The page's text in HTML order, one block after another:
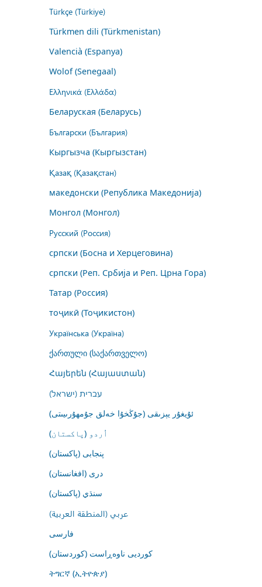
Türkçe (Türkiye)
Türkmen dili (Türkmenistan)
Valencià (Espanya)
Wolof (Senegaal)
Ελληνικά (Ελλάδα)
Беларуская (Беларусь)
Български (България)
Кыргызча (Кыргызстан)
Қазақ (Қазақстан)
македонски (Република Македонија)
Монгол (Монгол)
Русский (Россия)
српски (Босна и Херцеговина)
српски (Реп. Србија и Реп. Црна Гора)
Татар (Россия)
тоҷикӣ (Тоҷикистон)
Українська (Україна)
ქართული (საქართველო)
Հայերեն (Հայաստան)
עברית (ישראל)
ئۇيغۇر يېزىقى (جۇڭخۇا خەلق جۇمھۇرىيىتى)
اُردو (پاکستان)
پنجابی (پاکستان)
درى (افغانستان)
سنڌي (پاکستان)
عربي (المنطقة العربية)
فارسى
کوردیی ناوەڕاست (کوردستان)
ትግርኛ (ኢትዮጵያ)